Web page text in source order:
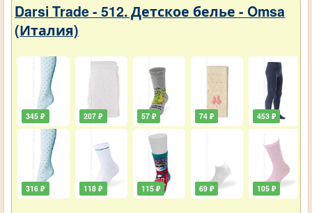
Darsi Trade - 512. Детское белье - Omsa
(Италия)
345 ₽
316 ₽
207 ₽
118 ₽
57 ₽
115 ₽
74 ₽
69 ₽
453 ₽
105 ₽